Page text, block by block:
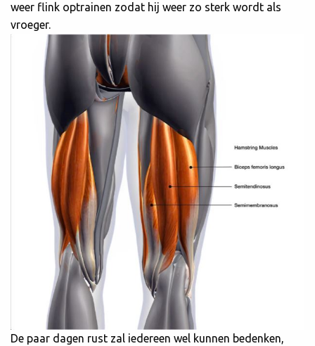
weer flink optrainen zodat hij weer zo sterk wordt als
vroeger.
De paar dagen rust zal iedereen wel kunnen bedenken,